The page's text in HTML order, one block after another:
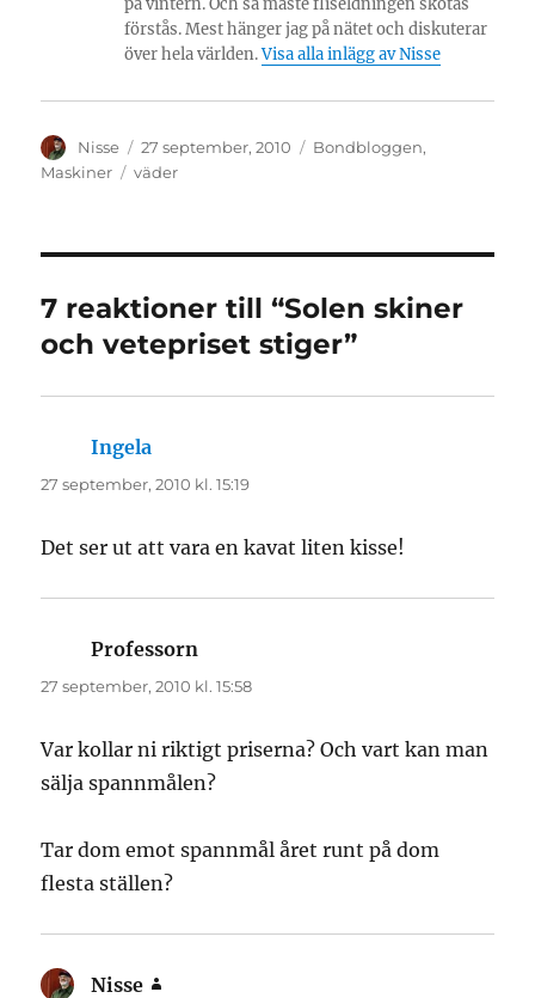
förstås. Mest hänger jag på nätet och diskuterar
över hela världen.Visa alla inlägg av Nisse
Författare
Nisse
Publicerat
den
27 september, 2010 Kategorier
Bondbloggen,
Maskiner
Etiketter
väder
7 reaktioner till “Solen skiner
och vetepriset stiger”
Ingela
27 september, 2010 kl. 15:19
Det ser ut att vara en kavat liten kisse!
Professorn
27 september, 2010 kl. 15:58
Var kollar ni riktigt priserna? Och vart kan man
sälja spannmålen?
Tar dom emot spannmål året runt på dom
flesta ställen?
Nisse